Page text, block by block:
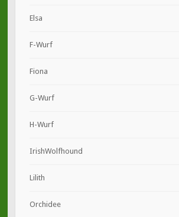
Elsa
F-Wurf
Fiona
G-Wurf
H-Wurf
IrishWolfhound
Lilith
Orchidee